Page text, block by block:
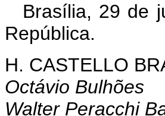
Brasília, 29 de
República.
H. CASTELLO
Octávio Bulhões
Walter Peracchi